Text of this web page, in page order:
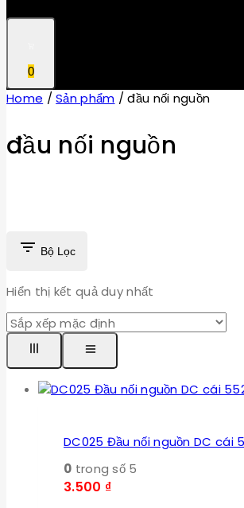
0
Home / Sản phẩm / đầu nối nguồn
đầu nối nguồn
Bộ Lọc
Hiển thị kết quả duy nhất
DC025 Đầu nối nguồn DC cái
0 trong số 5
3.500 ₫